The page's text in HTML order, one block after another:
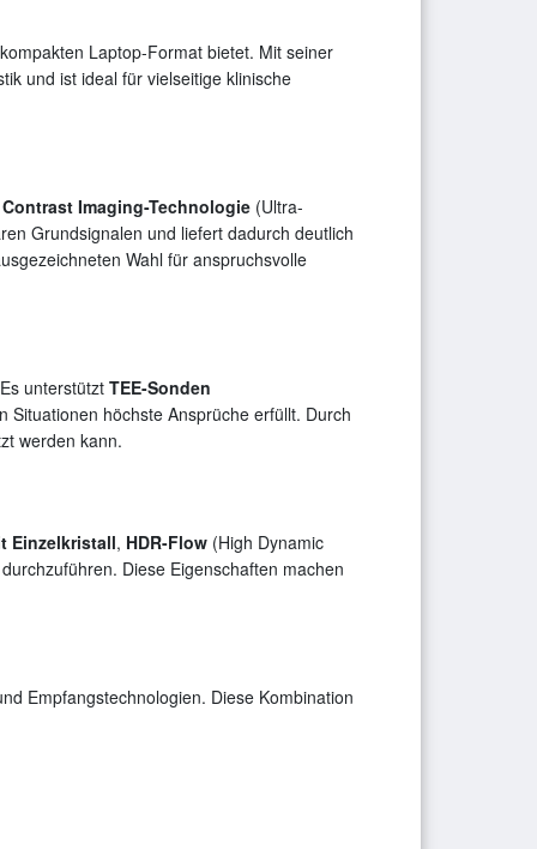
Laptop-Format bietet. Mit seiner
und ist ideal für vielseitige klinische
Contrast Imaging-Technologie (Ultra-
Grundsignalen und liefert dadurch deutlich
Wahl für anspruchsvolle
unterstützt TEE-Sonden
Situationen höchste Ansprüche erfüllt. Durch
werden kann.
Einzelkristall, HDR-Flow (High Dynamic
Diese Eigenschaften machen
Empfangstechnologien. Diese Kombination